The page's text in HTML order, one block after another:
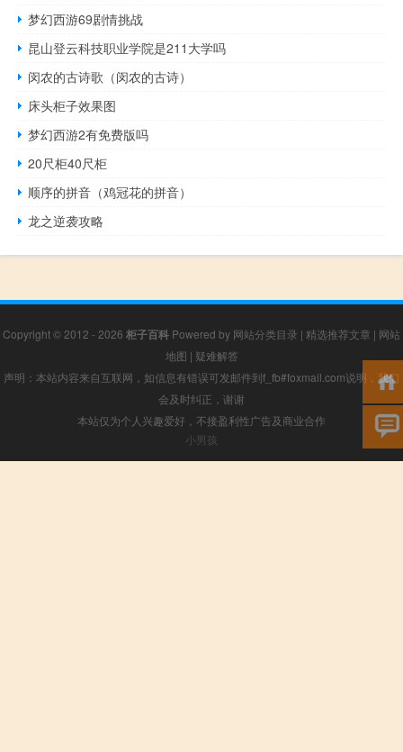
梦幻西游69剧情挑战
昆山登云科技职业学院是211大学吗
闵农的古诗歌（闵农的古诗）
床头柜子效果图
梦幻西游2有免费版吗
20尺柜40尺柜
顺序的拼音（鸡冠花的拼音）
龙之逆袭攻略
Copyright © 2012 - 2026 柜子百科 Powered by 网站分类目录 | 精选推荐文章 | 网站
地图 | 疑难解答
声明：本站内容来自互联网，如信息有错误可发邮件到f_fb#foxmail.com说明，我们
会及时纠正，谢谢
本站仅为个人兴趣爱好，不接盈利性广告及商业合作
小男孩